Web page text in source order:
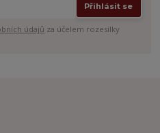
Přihlásit se
údajů za účelem rozesílky